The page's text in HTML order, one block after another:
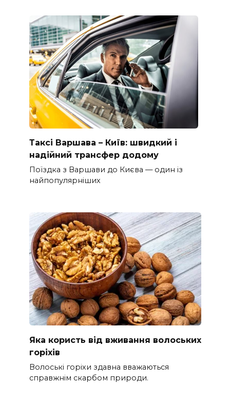
Таксі Варшава – Київ: швидкий і
надійний трансфер додому
Поїздка з Варшави до Києва — один із
найпопулярніших
Яка користь від вживання волоських
горіхів
Волоські горіхи здавна вважаються
справжнім скарбом природи.